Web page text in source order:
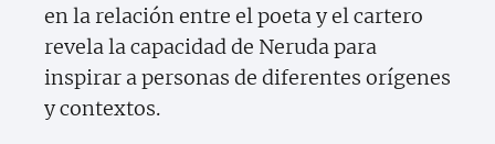
en la relación entre el poeta y el cartero
revela la capacidad de Neruda para
inspirar a personas de diferentes orígenes
y contextos.